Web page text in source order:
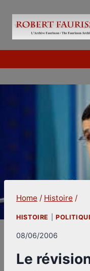
content
Home / Histoire /
HISTOIRE
08/06/2006
Le